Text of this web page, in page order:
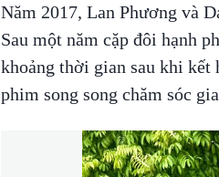
Năm 2017, Lan Phương và
Sau một năm cặp đôi hạnh
khoảng thời gian sau khi kết
phim song song chăm sóc